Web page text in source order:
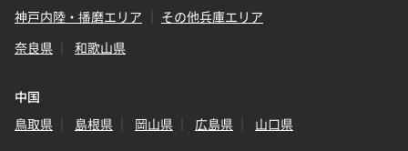
神戸内陸・播磨エリア
その他兵庫エリア
奈良県
和歌山県
中国
鳥取県
島根県 岡山県 広島県 山口県